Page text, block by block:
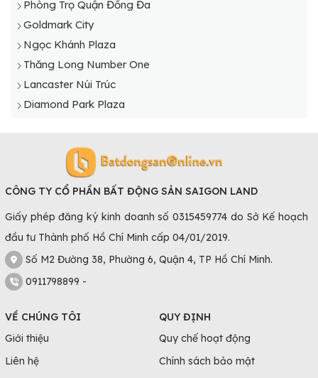
Phòng Trọ Huyện Ứng Hòa
Phòng Trọ Quận Đống Đa
Goldmark City
Ngọc Khánh Plaza
Thăng Long Number One
Lancaster Núi Trúc
Diamond Park Plaza
CÔNG TY CỔ PHẦN BẤT ĐỘNG SẢN SAIGON LAND
Giấy phép đăng ký kinh doanh số 0315459774 do Sở Kế hoạch
đầu tư Thành phố Hồ Chí Minh cấp 04/01/2019.
Số M2 Đường 38, Phường 6, Quận 4, TP Hồ Chí Minh.
0911798899 -
VỀ CHÚNG TÔI
Giới thiệu
Liên hệ
QUY ĐỊNH
Quy chế hoạt động
Chính sách bảo mật